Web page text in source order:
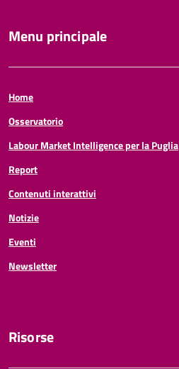
Menu principale
Home
Osservatorio
Labour Market Intelligence per la Puglia
Report
Contenuti interattivi
Notizie
Eventi
Newsletter
Risorse